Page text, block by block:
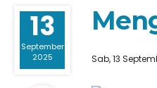
13
September
2025
Sab, 13